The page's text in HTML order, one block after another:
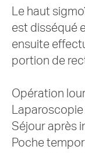
Le haut
est disséqué
ensuite
portion de
Opération
Séjour après
Poche